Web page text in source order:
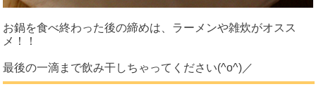
お鍋を食べ終わった後の締めは、ラーメンや雑炊がオスス
メ！！
最後の一滴まで飲み干しちゃってください(^o^)／